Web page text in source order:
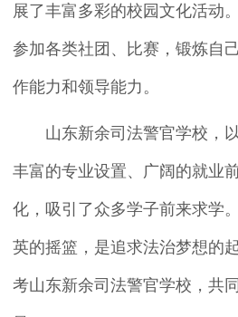
展了丰富多彩的校园文化活动
参加各类社团、比赛，锻炼自
作能力和领导能力。
山东新余司法警官学校，
丰富的专业设置、广阔的就业
化，吸引了众多学子前来求学
英的摇篮，是追求法治梦想的
考山东新余司法警官学校，共